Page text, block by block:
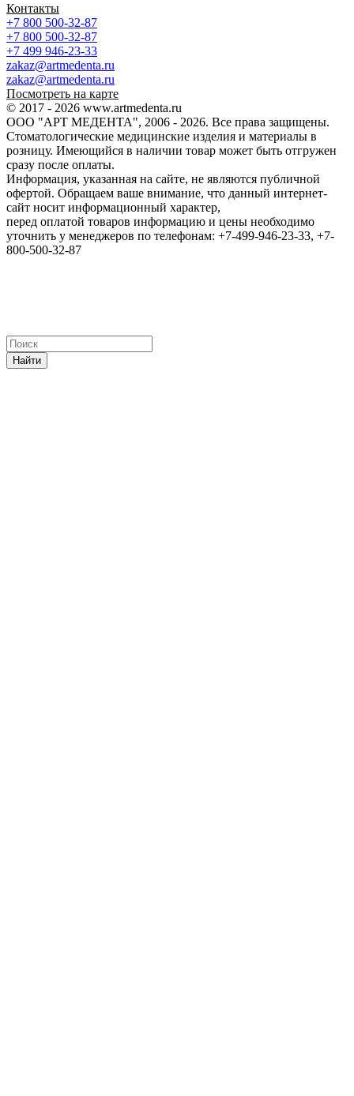
Контакты
+7 800 500-32-87
+7 800 500-32-87
+7 499 946-23-33
zakaz@artmedenta.ru
zakaz@artmedenta.ru
Посмотреть на карте
© 2017 - 2026 www.artmedenta.ru
ООО "АРТ МЕДЕНТА", 2006 - 2026. Все права защищены.
Стоматологические медицинские изделия и материалы в
розницу. Имеющийся в наличии товар может быть отгружен
сразу после оплаты.
Информация, указанная на сайте, не являются публичной
офертой. Обращаем ваше внимание, что данный интернет-
сайт носит информационный характер,
перед оплатой товаров информацию и цены необходимо
уточнить у менеджеров по телефонам: +7-499-946-23-33, +7-
800-500-32-87
Найти